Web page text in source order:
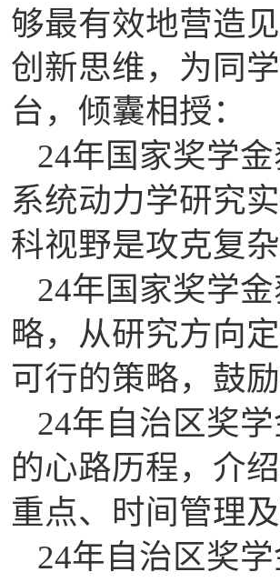
够最有效地营造
创新思维，为同
台，倾囊相授：
24年国家奖学
系统动力学研究
科视野是攻克复
24年国家奖学
略，从研究方向
可行的策略，鼓
24年自治区奖
的心路历程，介
重点、时间管理
24年自治区奖